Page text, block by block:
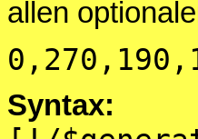
allen
Syntax: